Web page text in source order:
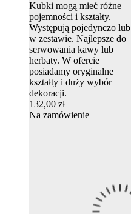
Kubki mogą mieć różne
pojemności i kształty.
Występują pojedynczo lub
w zestawie. Najlepsze do
serwowania kawy lub
herbaty. W ofercie
posiadamy oryginalne
kształty i duży wybór
dekoracji.
132,00 zł
Na zamówienie